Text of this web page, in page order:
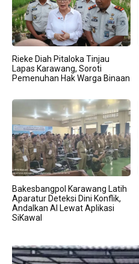
Rieke Diah Pitaloka Tinjau
Lapas Karawang, Soroti
Pemenuhan Hak Warga Binaan
Bakesbangpol Karawang Latih
Aparatur Deteksi Dini Konflik,
Andalkan AI Lewat Aplikasi
SiKawal